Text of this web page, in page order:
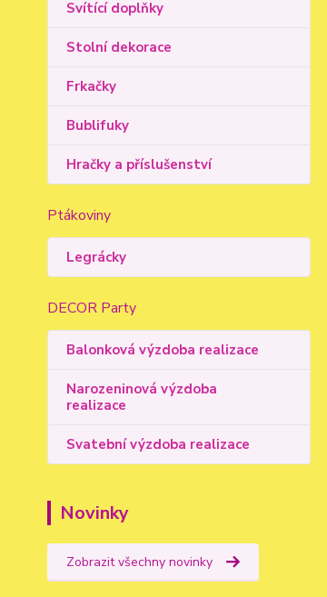
Svítící doplňky
Stolní dekorace
Frkačky
Bublifuky
Hračky a příslušenství
Ptákoviny
Legrácky
DECOR Party
Balonková výzdoba realizace
Narozeninová výzdoba
realizace
Svatební výzdoba realizace
Novinky
Zobrazit všechny novinky